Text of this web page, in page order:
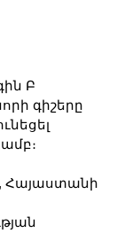
Բ
գիշերը
Հայաստանի